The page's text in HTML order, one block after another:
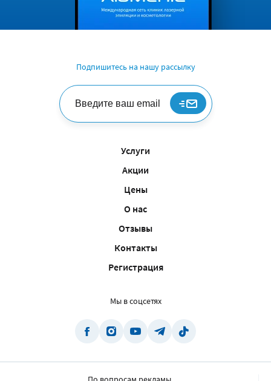
Подпишитесь на нашу рассылку
Услуги
Акции
Цены
О нас
Отзывы
Контакты
Регистрация
Мы в соцсетях